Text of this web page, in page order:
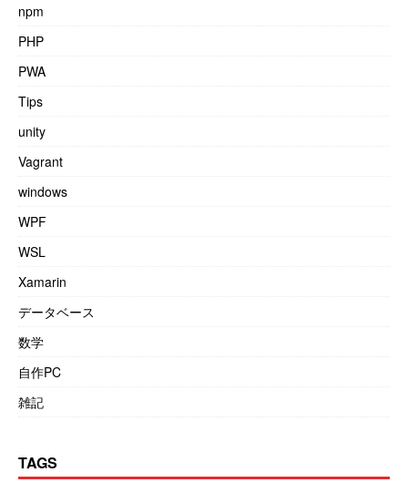
npm
PHP
PWA
Tips
unity
Vagrant
windows
WPF
WSL
Xamarin
データベース
数学
自作PC
雑記
TAGS